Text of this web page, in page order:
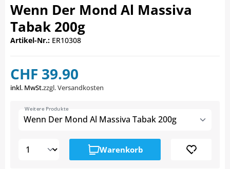
Wenn Der Mond Al Massiva
Tabak 200g
Artikel-Nr.: ER10308
CHF 39.90
inkl. MwSt.zzgl. Versandkosten
Wenn Der Mond Al Massiva Tabak 200g
Weitere Produkte
Warenkorb